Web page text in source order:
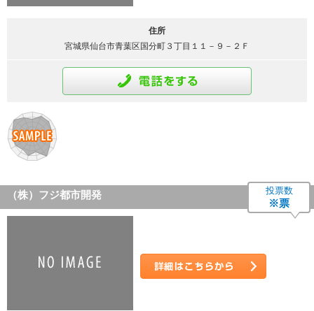
住所
宮城県仙台市青葉区国分町３丁目１１－９－２Ｆ
（株）フジ都市開発 投票数
※票